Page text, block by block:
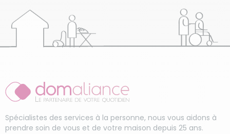
Spécialistes des services à la personne, nous vous aidons à
prendre soin de vous et de votre maison depuis 25 ans.